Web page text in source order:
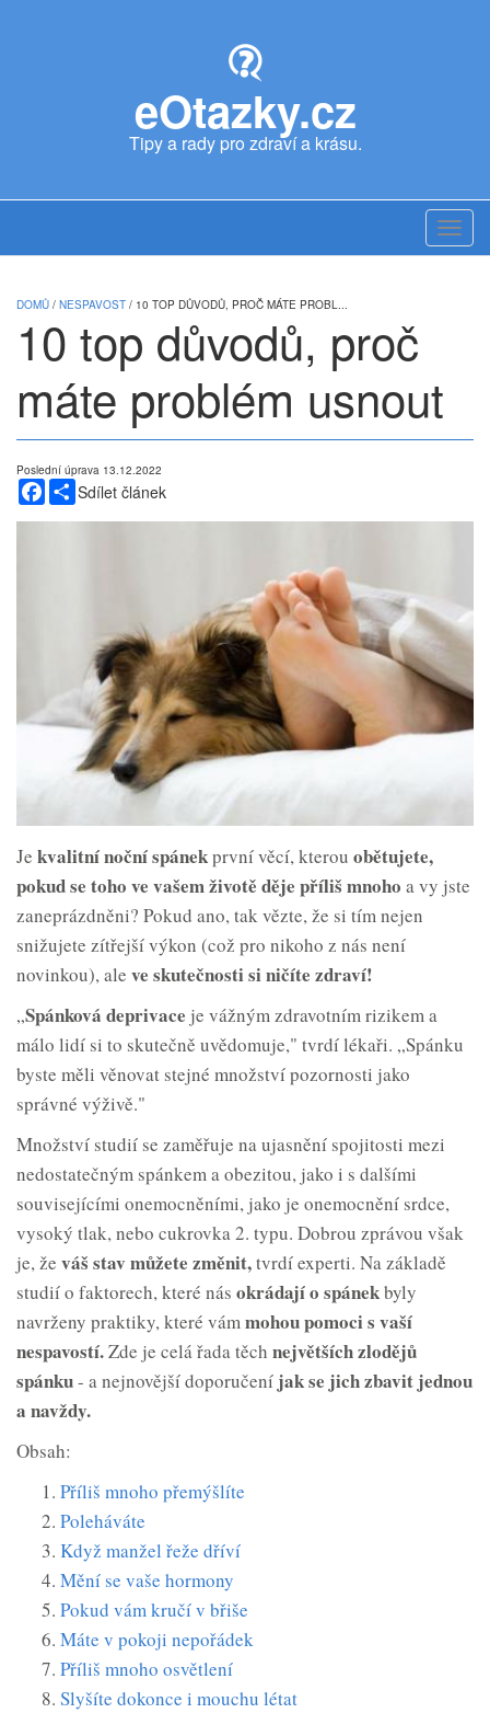
eOtazky.cz
Tipy a rady pro zdraví a krásu.
DOMŮ / NESPAVOST / 10 TOP DŮVODŮ, PROČ MÁTE PROBL...
10 top důvodů, proč
máte problém usnout
Poslední úprava 13.12.2022
Sdílet článek
Facebook
Share
Je kvalitní noční spánekprvní věcí, kterou obětujete,
pokud se toho ve vašem životě děje příliš mnoho a vy jste
zaneprázdněni? Pokud ano, tak vězte, že si tím nejen
snižujete zítřejší výkon (což pro nikoho z nás není
novinkou), ale ve skutečnosti si ničíte zdraví!
„Spánková deprivace je vážným zdravotním rizikem a
málo lidí si to skutečně uvědomuje," tvrdí lékaři. „Spánku
byste měli věnovat stejné množství pozornosti jako
správné výživě."
Množství studií se zaměřuje na ujasnění spojitosti mezi
nedostatečným spánkem a obezitou, jako i s dalšími
souvisejícími onemocněními, jako je onemocnění srdce,
vysoký tlak, nebo cukrovka 2. typu. Dobrou zprávou však
je, že váš stav můžete změnit,tvrdí experti. Na základě
studií o faktorech, které nás okrádají o spánekbyly
navrženy praktiky, které vámmohou pomoci s vaší
nespavostí.Zde je celá řada těch největších zlodějů
spánku- a nejnovější doporučení jak se jich zbavit jednou
a navždy.
Obsah:
Příliš mnoho přemýšlíte
Poleháváte
Když manžel řeže dříví
Mění se vaše hormony
Pokud vám kručí v břiše
Máte v pokoji nepořádek
Příliš mnoho osvětlení
Slyšíte dokonce i mouchu létat